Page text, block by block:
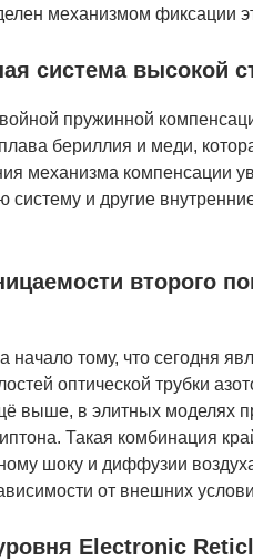
механизмом фиксации
система высокой
пружинной
бериллия и меди,
механизма компенсации
систему и другие
второго
тому, что сегодня
оптической трубки
выше, в элитных моделях
Такая комбинация
шоку и диффузии
от внешних
Electronic